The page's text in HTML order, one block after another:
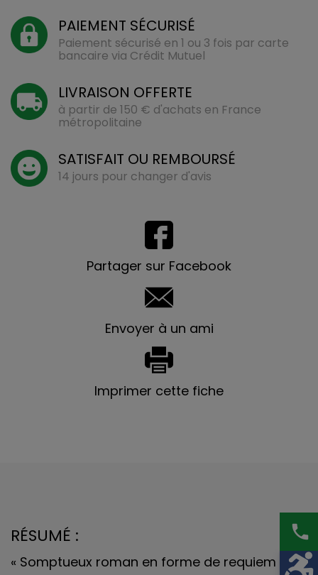
PAIEMENT SÉCURISÉ
Paiement sécurisé en 1 ou 3 fois par carte
bancaire via Crédit Mutuel
LIVRAISON OFFERTE
à partir de 150 € d'achats en France
métropolitaine
SATISFAIT OU REMBOURSÉ
14 jours pour changer d'avis
Partager sur Facebook
Envoyer à un ami
Imprimer cette fiche
RÉSUMÉ :
« Somptueux roman en forme de requiem
phone